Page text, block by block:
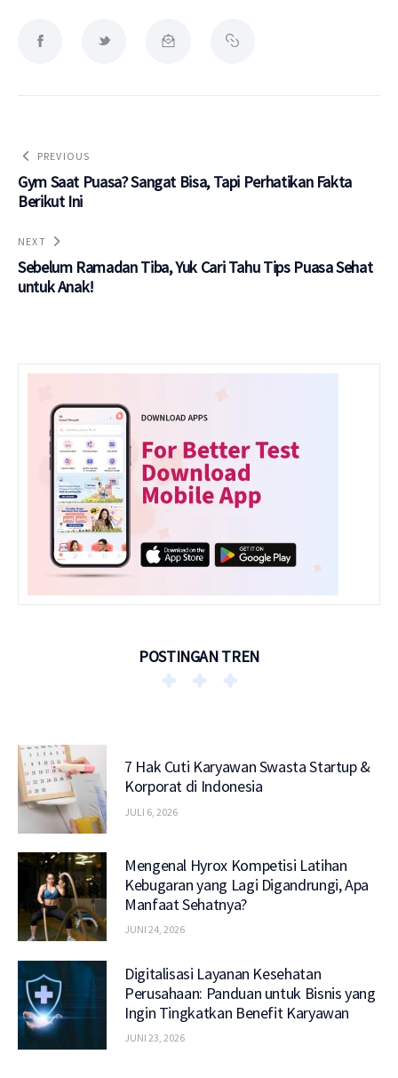
PREVIOUS
Gym Saat Puasa? Sangat Bisa, Tapi Perhatikan Fakta
Berikut Ini
NEXT
Sebelum Ramadan Tiba, Yuk Cari Tahu Tips Puasa Sehat
untuk Anak!
POSTINGAN TREN
7 Hak Cuti Karyawan Swasta Startup &
Korporat di Indonesia
JULI 6, 2026
Mengenal Hyrox Kompetisi Latihan
Kebugaran yang Lagi Digandrungi, Apa
Manfaat Sehatnya?
JUNI 24, 2026
Digitalisasi Layanan Kesehatan
Perusahaan: Panduan untuk Bisnis yang
Ingin Tingkatkan Benefit Karyawan
JUNI 23, 2026